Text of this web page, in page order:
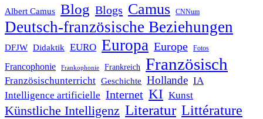
Albert Camus Blog Blogs Camus CNNum
Deutsch-französische Beziehungen
DFJW Didaktik EURO Europa Europe Fotos
Francophonie Frankophonie Frankreich Französisch
Französischunterricht Geschichte Hollande IA
Intelligence artificielle Internet KI Kunst
Künstliche Intelligenz Literatur Littérature